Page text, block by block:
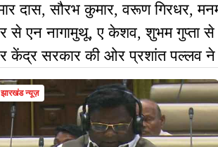
दास, सौरभ कुमार, वरूण गिरधर,
से एन नागामुथू, ए केशव, शुभम गुप्ता
केंद्र सरकार की ओर प्रशांत पल्लव ने
झारखंड न्यूज़